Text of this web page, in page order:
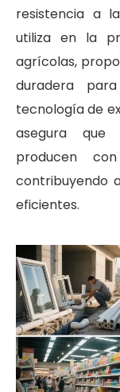
resistencia a
utiliza en la
agrícolas,
duradera
tecnología de
asegura que
producen
contribuyendo
eficientes.